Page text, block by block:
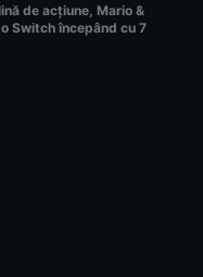
de acțiune, Mario &
Switch începând cu 7